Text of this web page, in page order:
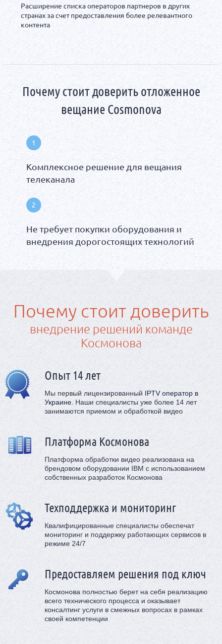
Расширение списка операторов партнеров в других
странах за счет предоставления более релевантного
контента
Почему стоит доверить отложенное
вещание Cosmonova
Комплексное решение для вещания
телеканала
Не требует покупки оборудования и
внедрения дорогостоящих технологий
Почему стоит доверить
внедрение решений команде
Космонова
Опыт 14 лет
Мы первый лицензированныйIPTV оператор в
Украине. Наши специалисты уже более 14 лет
занимаются приемом и обработкой видео
Платформа Космонова
Платформа обработки видео реализована на
брендовом оборудовании IBM с использованием
собственных разработок Космонова
Техподдержка и мониторинг
Квалифицированные специалисты обеспечат
мониторинг и поддержку работающих сервисов в
режиме 24/7
Предоставляем решения под ключ
Космонова полностью берет на себя реализацию
всего технического процесса и оказывает
консалтинг услуги в смежных вопросах в рамках
своей компетенции